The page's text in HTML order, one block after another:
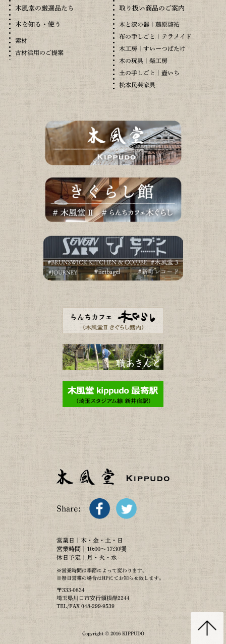
木風堂の厳選品たち
木を知る・使う
素材
古材活用のご提案
取り扱い商品のご案内
木と漆の器｜藤原啓祐
布の手しごと｜テラメイド
木工房｜すいーつばたけ
木の玩具｜柴工房
土の手しごと｜壺いち
松本民芸家具
Share:
営業日｜木・金・土・日
営業時間｜10:00～17:30頃
休日予定｜月・火・水
※営業時間は季節によって変わります。
※祭日営業の場合はHPにてお知らせ致します。
〒333-0834
埼玉県川口市安行領根岸2244
TEL/FAX 048-299-9539
Copyright © 2016 KIPPUDO